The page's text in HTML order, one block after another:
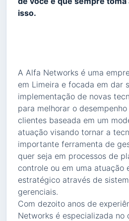
isso.
A Alfa Networks é uma
em Limeira e focada em dar
implementação de novas
para melhorar o
clientes baseada em um
atuação visando tornar a
importante ferramenta de
quer seja em processos de
controle ou em uma atuação
estratégico através de
gerenciais.
Com dezoito anos de
Networks é especializada no